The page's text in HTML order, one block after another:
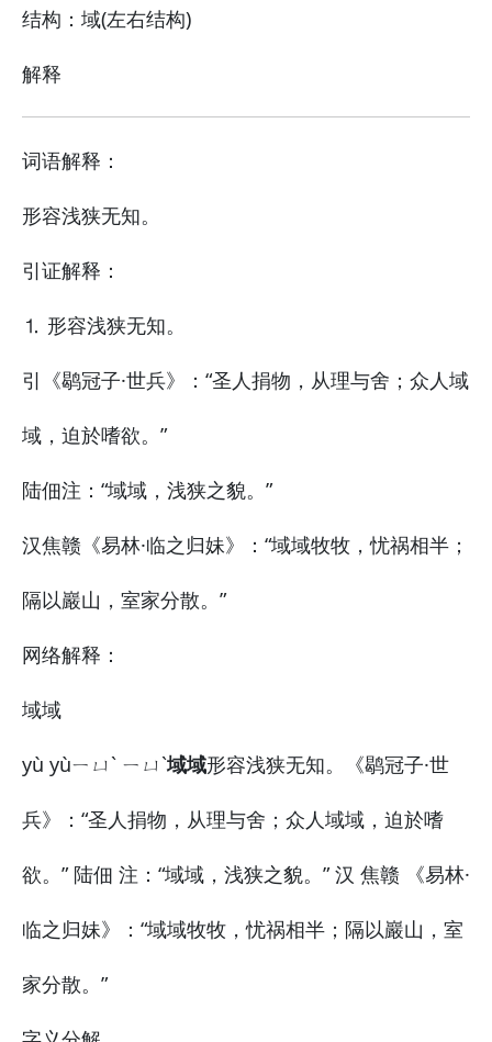
结构：域(左右结构)
解释
词语解释：
形容浅狭无知。
引证解释：
⒈ 形容浅狭无知。
引《鹖冠子·世兵》：“圣人捐物，从理与舍；众人域
域，迫於嗜欲。”
陆佃注：“域域，浅狭之貌。”
汉焦赣《易林·临之归妹》：“域域牧牧，忧祸相半；
隔以巖山，室家分散。”
网络解释：
域域
yù yùㄧㄩˋ ㄧㄩˋ域域形容浅狭无知。《鹖冠子·世
兵》：“圣人捐物，从理与舍；众人域域，迫於嗜
欲。” 陆佃 注：“域域，浅狭之貌。” 汉 焦赣 《易林·
临之归妹》：“域域牧牧，忧祸相半；隔以巖山，室
家分散。”